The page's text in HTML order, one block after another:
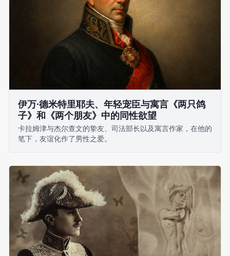
伊万·德米特里耶夫、年轻宠臣与寓言《两只鸽
子》和《两个朋友》中的同性欲望
卡拉姆津与杰尔查文的挚友、司法部长以及寓言作家，在他的
笔下，友谊化作了男性之爱。